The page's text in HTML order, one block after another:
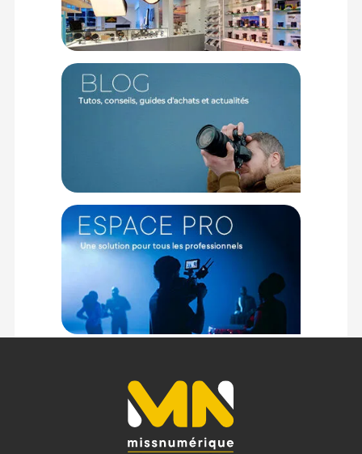
Code EAN Delock 84006 Câble USB-C vers USB-A 3m - Câble
Garantie 2 ans
(1) Nombre de points Fidélité estimés, hors remises au panier, basé